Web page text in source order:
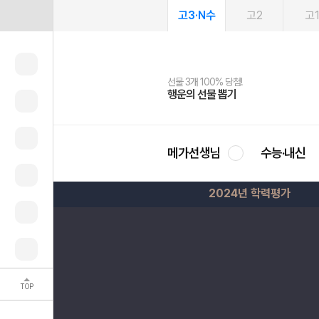
TOP
고3·N수 고2 고1
선물 3개 100% 당첨!
행운의 선물 뽑기
선물 100% 증정!
메가스터디 X 올리브
여름방학 스터디 캐시백
메가런 썸머스쿨
2027 러셀 단과
강사 공개선발
스마트러닝앱
설문 EVENT
메가패스
3일 무료 체험권
메가패스 수강생 무료혜택!
메가클럽 멤버십
사회공헌 캠페인
희망이룸 메가나눔
메가선생님 수능·내신
2024년 학력평가